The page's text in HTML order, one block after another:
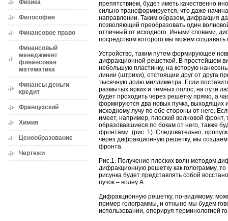
Физика
Философия
Финансовое право
Финансовый
менеджмент
финансовая
математика
Финансы деньги
кредит
Французский
Химия
Ценообразование
Чертежи
препятствием, будет иметь качественно
сильно трансформируется, что даже
направлении. Таким образом, дифракция
позволяющий преобразовать один
отличный от исходного. Иными словами,
посредством которого мы можем
Устройство, таким путем формирующее
дифракционной решеткой. В простейшем
небольшую пластинку, на которую
линии (штрихи), отстоящие друг от друга
тысячную долю миллиметра. Если
размытых ярких и темных полос, на пути
будет проходить через решетку прямо, а
формируются два новых пучка, выходящих
исходному лучу по обе стороны от него.
имеет, например, плоский волновой фронт,
образовавшиеся по бокам от него, также
фронтами. (рис. 1). Следовательно,
через дифракционную решетку, мы
фронта.
Рис.1. Получение плоских волн методом
дифракционную решетку как голограмму,
рисунка будет представлять собой
пучок – волну А.
Дифракционную решетку, по-видимому,
пример голограммы, и отныне мы будем
использовании, оперируя терминологией